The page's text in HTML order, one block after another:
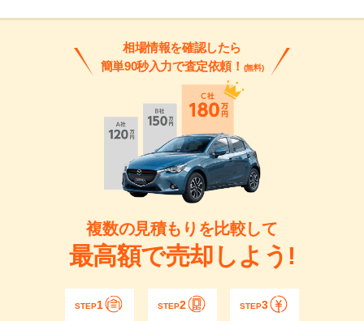
相場情報を確認したら
簡単90秒入力で査定依頼！ (無料)
複数の見積もりを比較して
最高額で売却しよう!
STEP1 STEP2 STEP3